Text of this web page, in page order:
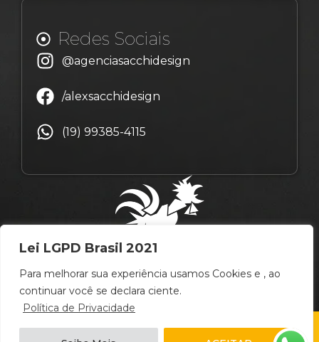
Lei LGPD Brasil 2021
Para melhorar sua experiência usamos Cookies e , ao
continuar você se declara ciente.
Política de Privacidade
Redes Sociais
@agenciasacchidesign
/alexsacchidesign
(19) 99385-4115
© Copyright Alex Sacchi Design – 2009 ~ 2026 –